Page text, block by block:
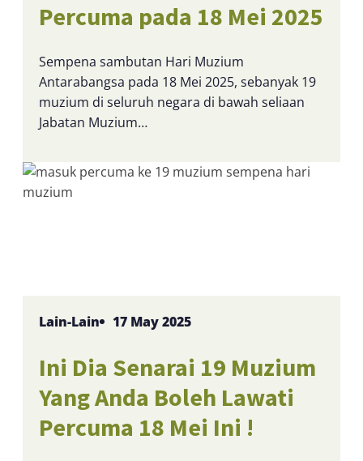
Percuma pada 18 Mei 2025
Sempena sambutan Hari Muzium
Antarabangsa pada 18 Mei 2025, sebanyak 19
muzium di seluruh negara di bawah seliaan
Jabatan Muzium…
Lain-Lain 17 May 2025
Ini Dia Senarai 19 Muzium
Yang Anda Boleh Lawati
Percuma 18 Mei Ini !